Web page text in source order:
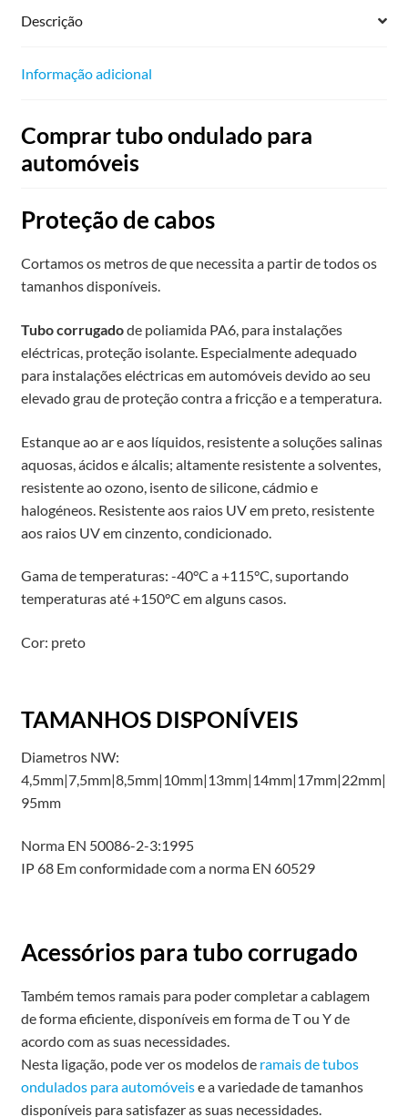
Descrição
Informação adicional
Comprar tubo ondulado para
automóveis
Proteção de cabos
Cortamos os metros de que necessita a partir de todos os
tamanhos disponíveis.
Tubo corrugadode poliamida PA6, para instalações
eléctricas, proteção isolante. Especialmente adequado
para instalações eléctricas em automóveis devido ao seu
elevado grau de proteção contra a fricção e a temperatura.
Estanque ao ar e aos líquidos, resistente a soluções salinas
aquosas, ácidos e álcalis; altamente resistente a solventes,
resistente ao ozono, isento de silicone, cádmio e
halogéneos. Resistente aos raios UV em preto, resistente
aos raios UV em cinzento, condicionado.
Gama de temperaturas: -40°C a +115°C, suportando
temperaturas até +150°C em alguns casos.
Cor: preto
TAMANHOS DISPONÍVEIS
Diametros NW:
4,5mm|7,5mm|8,5mm|10mm|13mm|14mm|17mm|22mm|
95mm
Norma EN 50086-2-3:1995
IP 68 Em conformidade com a norma EN 60529
Acessórios para tubo corrugado
Também temos ramais para poder completar a cablagem
de forma eficiente, disponíveis em forma de T ou Y de
acordo com as suas necessidades.
Nesta ligação, pode ver os modelos de ramais de tubos
ondulados para automóveise a variedade de tamanhos
disponíveis para satisfazer as suas necessidades.